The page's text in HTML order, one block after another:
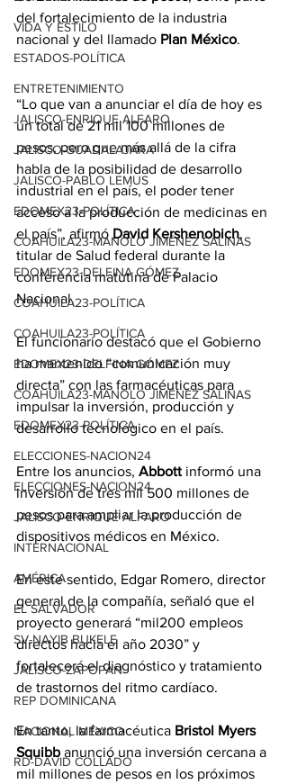
VIDA Y ESTILO
ESTADOS-POLÍTICA
ENTRETENIMIENTO
JALISCO-ENRIQUE ALFARO
JALISCO-GUADALAJARA
JALISCO-PABLO LEMUS
EDOMEX23-POLÍTICA
COAHUILA23-MANOLO JIMÉNEZ SALINAS
EDOMEX23-DELFINA GÓMEZ
COAHUILA23-POLÍTICA
COAHUILA23-POLÍTICA
EDOMEX23-DELFINA GÓMEZ
COAHUILA23-MANOLO JIMÉNEZ SALINAS
EDOMEX23-POLÍTICA
ELECCIONES-NACION24
ELECCIONES-NACION24
JALISCO-ENRIQUE ALFARO
INTERNACIONAL
AMÉRICA
EL SALVADOR
SV-NAYIB BUKELE
JALISCO-ZAPOPAN
REP DOMINICANA
NACIONAL MÉXICO
RD-DAVID COLLADO
del fortalecimiento de la industria
nacional y del llamado Plan México.
“Lo que van a anunciar el día de hoy es
un total de 21 mil 100 millones de
pesos, pero que más allá de la cifra
habla de la posibilidad de desarrollo
industrial en el país, el poder tener
acceso a la producción de medicinas en
el país”, afirmó David Kershenobich,
titular de Salud federal durante la
conferencia matutina de Palacio
Nacional.
El funcionario destacó que el Gobierno
ha mantenido “comunicación muy
directa” con las farmacéuticas para
impulsar la inversión, producción y
desarrollo tecnológico en el país.
Entre los anuncios, Abbott informó una
inversión de tres mil 500 millones de
pesos para ampliar la producción de
dispositivos médicos en México.
En este sentido, Edgar Romero, director
general de la compañía, señaló que el
proyecto generará “mil200 empleos
directos hacia el año 2030” y
fortalecerá el diagnóstico y tratamiento
de trastornos del ritmo cardíaco.
En tanto, la farmacéutica Bristol Myers
Squibb anunció una inversión cercana a
mil millones de pesos en los próximos